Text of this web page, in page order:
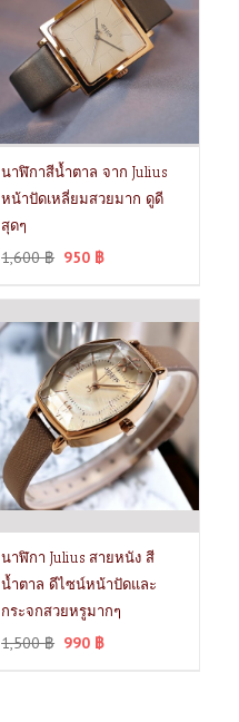
นาฬิกาสีน้ำตาล จาก Julius
หน้าปัดเหลี่ยมสวยมาก ดูดี
สุดๆ
1,600฿ 950 ฿
นาฬิกา Julius สายหนัง สี
น้ำตาล ดีไซน์หน้าปัดและ
กระจกสวยหรูมากๆ
1,500฿ 990 ฿